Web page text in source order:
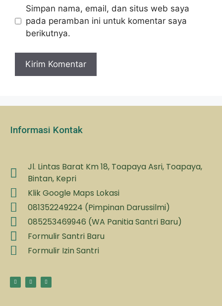
Simpan nama, email, dan situs web saya
pada peramban ini untuk komentar saya
berikutnya.
Informasi Kontak
Jl. Lintas Barat Km 18, Toapaya Asri, Toapaya,
Bintan, Kepri
Klik Google Maps Lokasi
081352249224 (Pimpinan Darussilmi)
085253469946 (WA Panitia Santri Baru)
Formulir Santri Baru
Formulir Izin Santri